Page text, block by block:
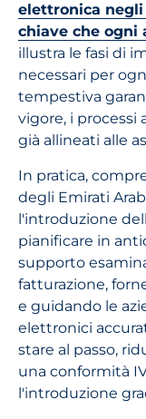
elettronica negli
chiave che ogni
illustra le fasi di
necessari per
tempestiva
vigore, i processi
già allineati alle
In pratica,
degli Emirati
l'introduzione
pianificare in
supporto
fatturazione,
e guidando le
elettronici
stare al passo,
una conformità
l'introduzione